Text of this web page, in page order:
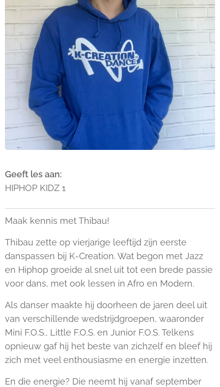
Geeft les aan:
HIPHOP KIDZ 1
Maak kennis met Thibau!
Thibau zette op vierjarige leeftijd zijn eerste
danspassen bij K-Creation. Wat begon met Jazz
en Hiphop groeide al snel uit tot een brede passie
voor dans, met ook lessen in Afro en Modern.
Als danser maakte hij doorheen de jaren deel uit
van verschillende wedstrijdgroepen, waaronder
Mini F.O.S., Little F.O.S. en Junior F.O.S. Telkens
opnieuw gaf hij het beste van zichzelf en bleef hij
zich met veel enthousiasme en energie inzetten.
En die energie? Die neemt hij vanaf september